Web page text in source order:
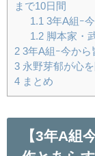
まで10日間
1.1 3年A組ｰ
1.2脚本家・
2 3年A組ｰ今から
3 永野芽郁が心
4 まとめ
【3年A組